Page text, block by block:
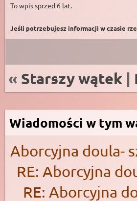
To wpis sprzed 6 lat.
Jeśli potrzebujesz informacji w czasie
« Starszy wątek |
Wiadomości w tym
Aborcyjna doula-
RE: Aborcyjna
RE: Aborcyjna